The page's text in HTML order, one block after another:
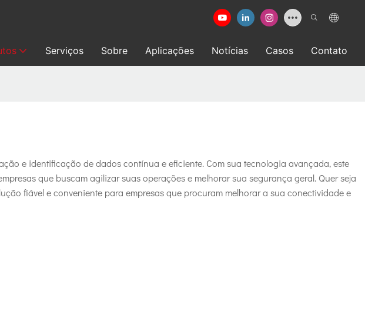
Serviços Sobre Aplicações Notícias Casos Contato
e identificação de dados contínua e eficiente. Com sua tecnologia avançada, este
que buscam agilizar suas operações e melhorar sua segurança geral. Quer seja
fiável e conveniente para empresas que procuram melhorar a sua conectividade e